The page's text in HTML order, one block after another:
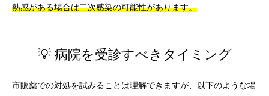
熱感がある場合は二次感染の可能性があります。
💡 病院を受診すべきタイミング
市販薬での対処を試みることは理解できますが、以下のような場